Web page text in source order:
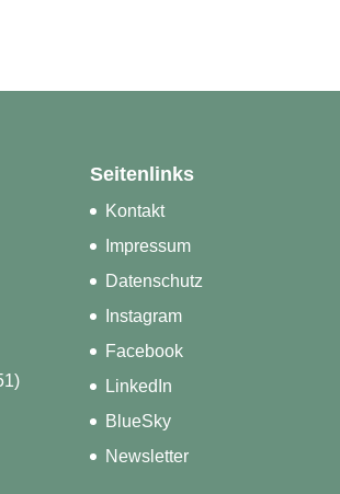
Seitenlinks
Kontakt
Impressum
Datenschutz
Instagram
Facebook
LinkedIn
BlueSky
Newsletter